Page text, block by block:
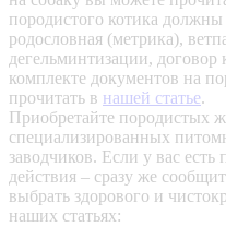
породистого котика
родословная (метрика),
дегельминтизации,
комплекте документов на
прочитать в нашей статье.
Приобретайте породистых
специализированных
заводчиков. Если у вас
действия – сразу же
выбрать здорового и
наших статьях: